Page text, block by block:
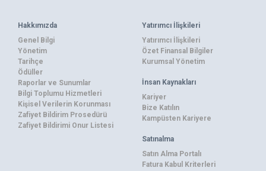
Hakkımızda
Genel Bilgi
Yönetim
Tarihçe
Ödüller
Raporlar ve Sunumlar
Bilgi Toplumu Hizmetleri
Kişisel Verilerin Korunması
Zafiyet Bildirim Prosedürü
Zafiyet Bildirimi Onur Listesi
Yatırımcı İlişkileri
Yatırımcı İlişkileri
Özet Finansal Bilgiler
Kurumsal Yönetim
İnsan Kaynakları
Kariyer
Bize Katılın
Kampüsten Kariyere
Satınalma
Satın Alma Portalı
Fatura Kabul Kriterleri